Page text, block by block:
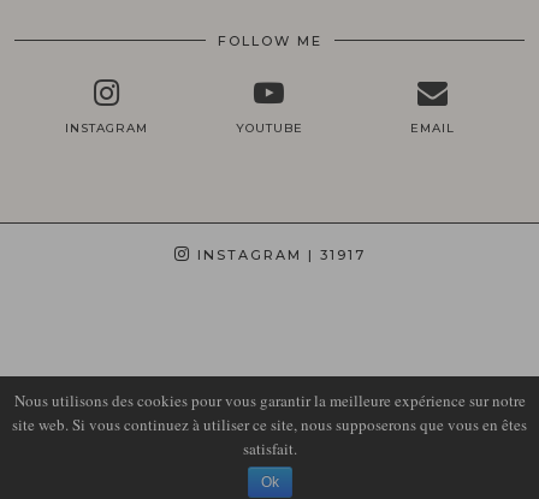
FOLLOW ME
INSTAGRAM YOUTUBE EMAIL
INSTAGRAM | 31917
LIRONS D'ELLE
THEME DESIGN BY
Nous utilisons des cookies pour vous garantir la meilleure expérience sur notre
site web. Si vous continuez à utiliser ce site, nous supposerons que vous en êtes
satisfait.
Ok